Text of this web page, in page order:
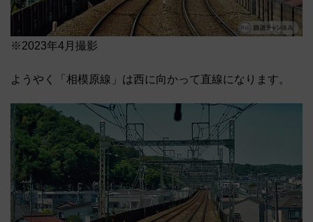
※2023年4月撮影
ようやく「相模原線」は西に向かって直線になります。